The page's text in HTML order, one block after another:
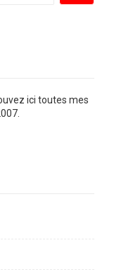
ici toutes mes